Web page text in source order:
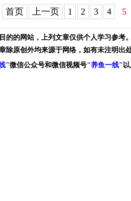
首页 上一页 1 2 3 4 5
的的网站，上列文章仅供个人学习参
除原创外均来源于网络，如有未注明出
"微信公众号和微信视频号"养鱼一线"